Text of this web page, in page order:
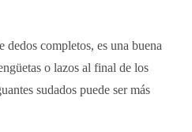
dedos completos, es una buena
o lazos al final de los
sudados puede ser más